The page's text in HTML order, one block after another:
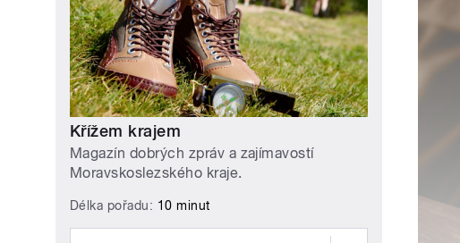
Křížem krajem
Magazín dobrých zpráv a zajímavostí
Moravskoslezského kraje.
Délka pořadu: 10 minut